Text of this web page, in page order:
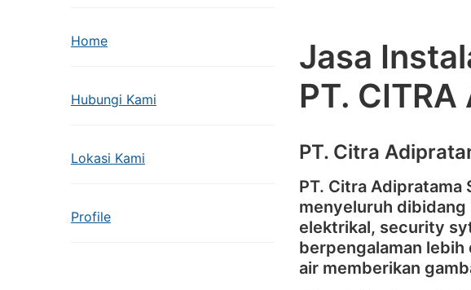
Home
Hubungi Kami
Lokasi Kami
Profile
Jasa
PT. CITRA
PT. Citra
PT. Citra Adipratama
menyeluruh dibidang
elektrikal, security
berpengalaman
air memberikan